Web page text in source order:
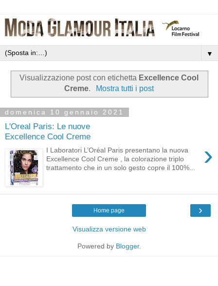
▼
Visualizzazione post con etichetta Excellence Cool
Creme. Mostra tutti i post
domenica 10 gennaio 2021
L'Oreal Paris: Le nuove
Excellence Cool Creme
›
I Laboratori L’Oréal Paris presentano la nuova
Excellence Cool Creme , la colorazione triplo
trattamento che in un solo gesto copre il 100%...
›
Home page
Visualizza versione web
Powered by Blogger.